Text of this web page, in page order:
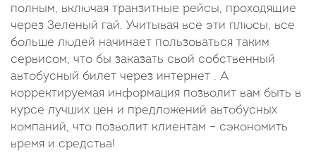
полным, включая транзитные рейсы, проходящие
через Зеленый гай. Учитывая все эти плюсы, все
больше людей начинает пользоваться таким
сервисом, что бы заказать свой собственный
автобусный билет через интернет . А
корректируемая информация позволит вам быть в
курсе лучших цен и предложений автобусных
компаний, что позволит клиентам – сэкономить
время и средства!